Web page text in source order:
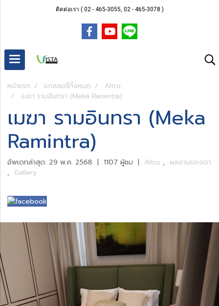
ติดต่อเรา ( 02 - 465-3055, 02 - 465-3078 )
หน้าแรก แกลลอรี่ทั้งหมด
Altro
เมฆา รามอินทรา (Meka Ramintra)
เมฆา รามอินทรา (Meka
Ramintra)
อัพเดทล่าสุด: 29 พ.ค. 2568 | 1107 ผู้ชม | Altro , ผลงานของเรา
, Gallery